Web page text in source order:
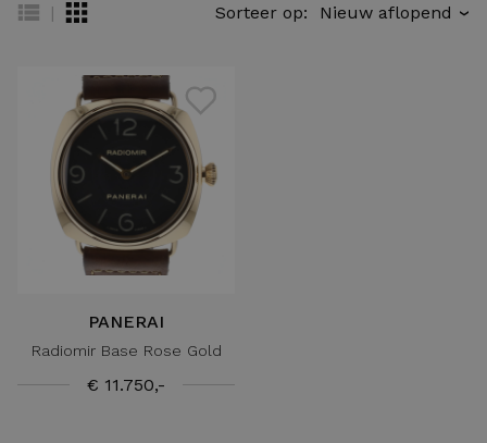
| Sorteer op: ›
PANERAI
Radiomir Base Rose Gold
€ 11.750,-